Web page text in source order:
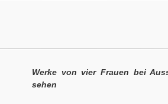
Werke von vier Frauen bei
sehen